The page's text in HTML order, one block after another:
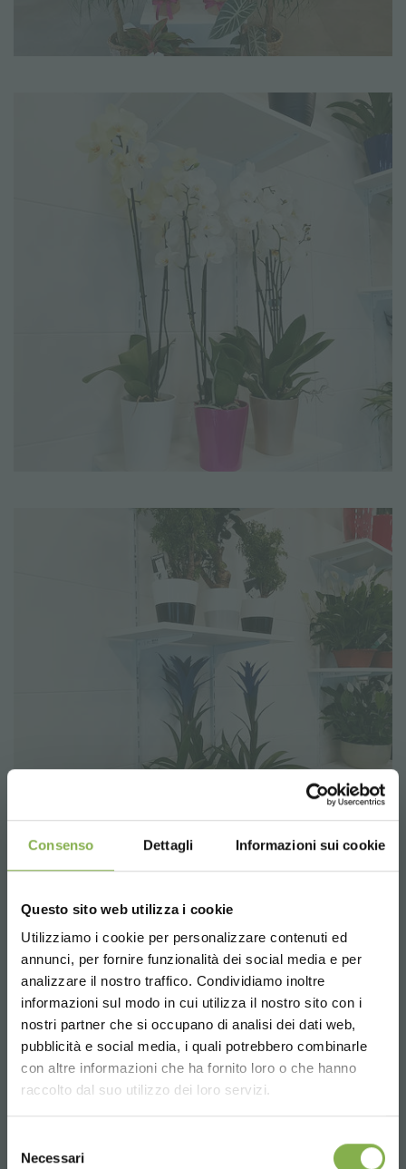
Consenso Dettagli Informazioni sui cookie
Questo sito web utilizza i cookie
Utilizziamo i cookie per personalizzare contenuti ed
annunci, per fornire funzionalità dei social media e per
analizzare il nostro traffico. Condividiamo inoltre
informazioni sul modo in cui utilizza il nostro sito con i
nostri partner che si occupano di analisi dei dati web,
pubblicità e social media, i quali potrebbero combinarle
con altre informazioni che ha fornito loro o che hanno
raccolto dal suo utilizzo dei loro servizi.
delNecessari
Choose the country you are in and your
language for a better browsing experience
TAUCHE EIN IN UNSERE
WELT!
Ein kleines Geschenk für dich...
5 % Rabattauf deine erste Bestellung *
2 % Rabatt immerauf tutti deine
zukünftigen Einkäufe *
ab einem Bestellwert
von 15.000 €